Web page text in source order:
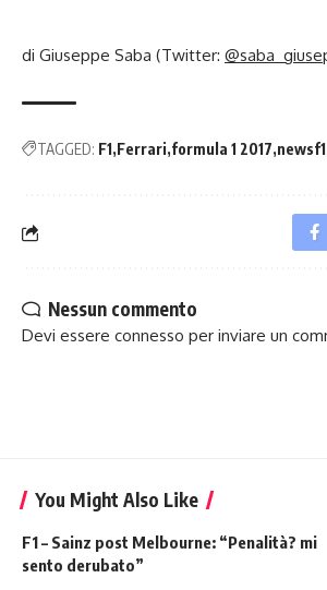
di Giuseppe Saba (Twitter:
TAGGED: F1 Ferrari formula 1 2017 newsf1
Nessun commento
Devi essere connesso per inviare un
You Might Also Like
F1 – Sainz post Melbourne: “Penalità? mi
sento derubato”